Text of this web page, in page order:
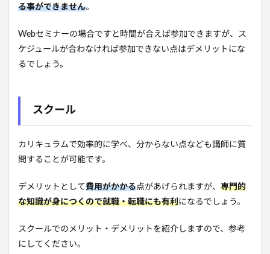
る事ができません。
Webセミナーの場合ですと時間が合えば参加できますが、ス
ケジュールが合わなければ参加できない点はデメリットにな
るでしょう。
スクール
カリキュラムで効率的に学べ、分からない点なども講師に質
問することが可能です。
デメリットとして 費用がかかる点があげられますが、 専門的
な知識が身につくので就職・転職にも有利になるでしょう。
スクールでのメリット・デメリットを紹介しますので、参考
にしてください。